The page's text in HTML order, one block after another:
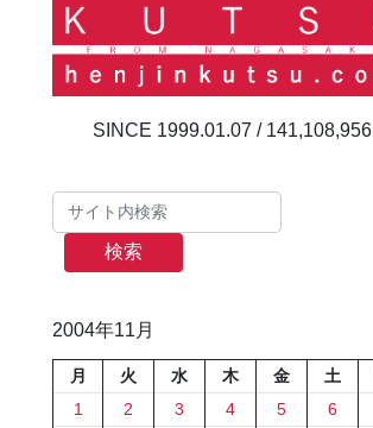
141,108,956
検索
2004年11月
月 火 水 木 金 土
1
2 3 4 5 6